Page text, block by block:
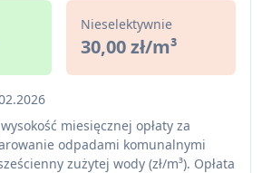
Nieselektywnie
30,00 zł/m³
miesięcznej opłaty za
odpadami komunalnymi
zużytej wody (zł/m³). Opłata